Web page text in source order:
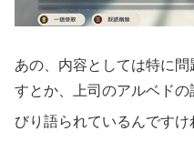
あの、内容としては特に
すとか、上司のアルベド
びり語られているんです